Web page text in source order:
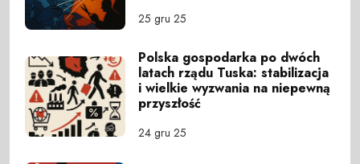
25 gru 25
Polska gospodarka po dwóch
latach rządu Tuska: stabilizacja
i wielkie wyzwania na niepewną
przyszłość
24 gru 25